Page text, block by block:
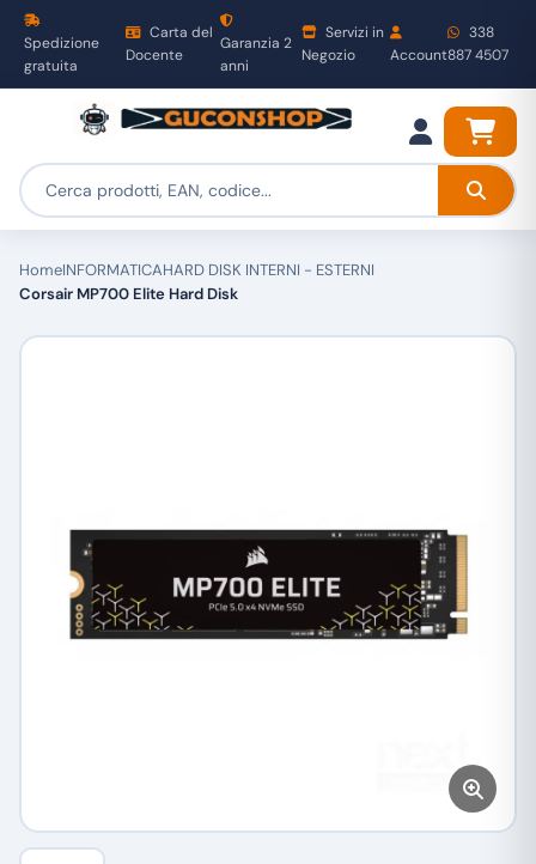
Spedizione
gratuita
Carta del
Docente
Garanzia 2
anni
Servizi in
Negozio
Account
338
887 4507
HomeINFORMATICAHARD DISK INTERNI - ESTERNI
Corsair MP700 Elite Hard Disk